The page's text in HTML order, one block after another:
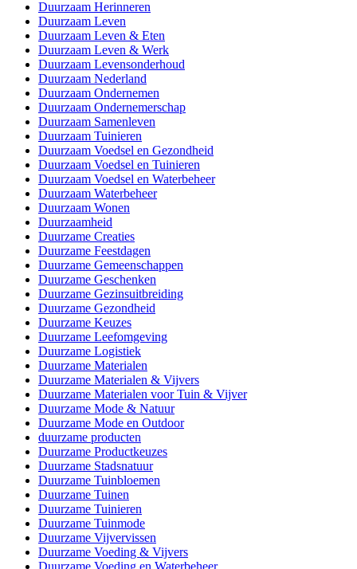
Duurzaam Herinneren
Duurzaam Leven
Duurzaam Leven & Eten
Duurzaam Leven & Werk
Duurzaam Levensonderhoud
Duurzaam Nederland
Duurzaam Ondernemen
Duurzaam Ondernemerschap
Duurzaam Samenleven
Duurzaam Tuinieren
Duurzaam Voedsel en Gezondheid
Duurzaam Voedsel en Tuinieren
Duurzaam Voedsel en Waterbeheer
Duurzaam Waterbeheer
Duurzaam Wonen
Duurzaamheid
Duurzame Creaties
Duurzame Feestdagen
Duurzame Gemeenschappen
Duurzame Geschenken
Duurzame Gezinsuitbreiding
Duurzame Gezondheid
Duurzame Keuzes
Duurzame Leefomgeving
Duurzame Logistiek
Duurzame Materialen
Duurzame Materialen & Vijvers
Duurzame Materialen voor Tuin & Vijver
Duurzame Mode & Natuur
Duurzame Mode en Outdoor
duurzame producten
Duurzame Productkeuzes
Duurzame Stadsnatuur
Duurzame Tuinbloemen
Duurzame Tuinen
Duurzame Tuinieren
Duurzame Tuinmode
Duurzame Vijvervissen
Duurzame Voeding & Vijvers